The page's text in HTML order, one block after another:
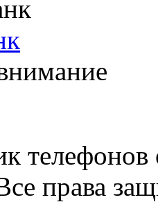
телефонов
права